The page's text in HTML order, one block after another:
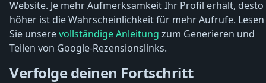
Website. Je mehr Aufmerksamkeit Ihr Profil erhält, desto
höher ist die Wahrscheinlichkeit für mehr Aufrufe. Lesen
Sie unserevollständige Anleitung zum Generieren und
Teilen von Google-Rezensionslinks.
Verfolge deinen Fortschritt